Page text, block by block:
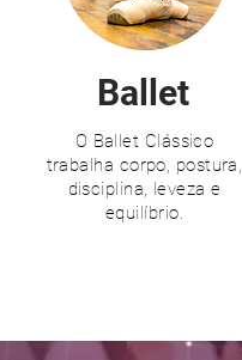
Ballet
O Ballet Clássico
trabalha corpo, postura,
disciplina, leveza e
equilíbrio.